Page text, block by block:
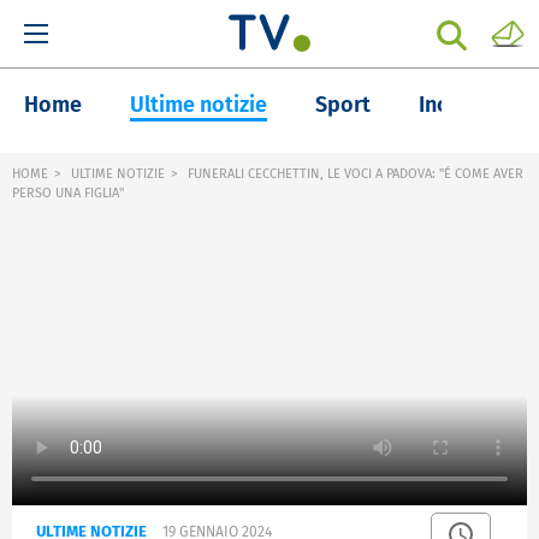
Home Ultime notizie Sport Inchieste
HOME ULTIME NOTIZIE
FUNERALI CECCHETTIN, LE VOCI A PADOVA: "É COME AVER
PERSO UNA FIGLIA"
ULTIME NOTIZIE 19 GENNAIO 2024